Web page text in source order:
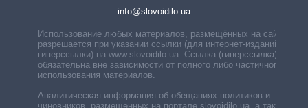
info@slovoidilo.ua
Использование любых материалов, размещённых на сайте,
разрешается при указании ссылки (для интернет-изданий —
гиперссылки) на www.slovoidilo.ua. Ссылка (гиперссылка)
обязательна вне зависимости от полного либо частичного
использования материалов.
Аналитическая информация об обещаниях политиков и
чиновников, размещенных на портале slovoidilo.ua, а также